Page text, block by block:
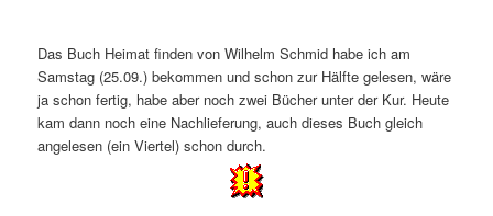
Das Buch Heimat finden von Wilhelm Schmid habe ich am
Samstag (25.09.) bekommen und schon zur Hälfte gelesen, wäre
ja schon fertig, habe aber noch zwei Bücher unter der Kur. Heute
kam dann noch eine Nachlieferung, auch dieses Buch gleich
angelesen (ein Viertel) schon durch.